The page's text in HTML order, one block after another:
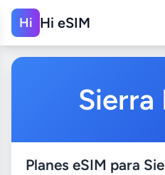
Hi Hi eSIM
Sierra
Planes eSIM para